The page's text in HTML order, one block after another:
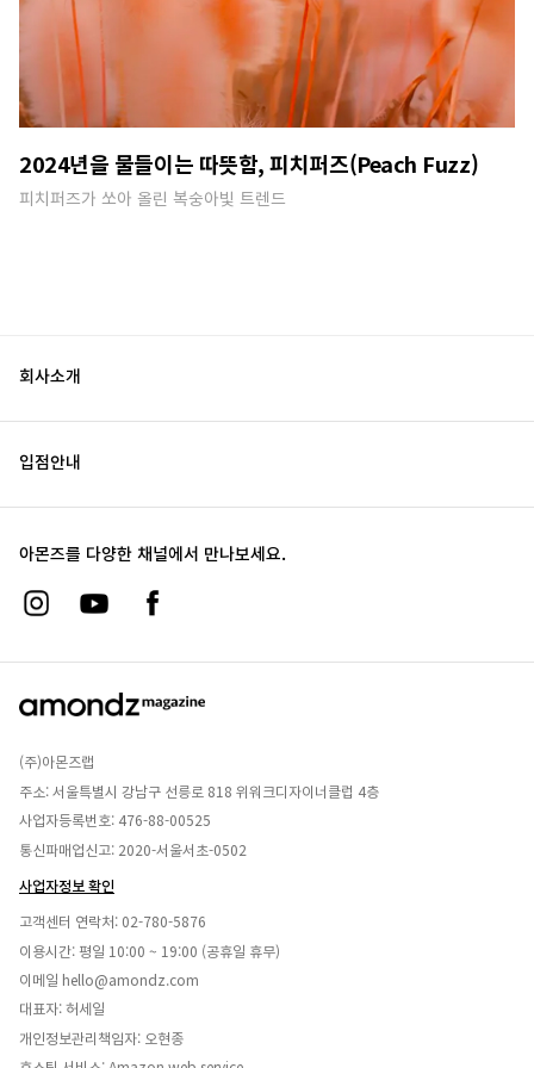
2024년을 물들이는 따뜻함, 피치퍼즈(Peach Fuzz)
피치퍼즈가 쏘아 올린 복숭아빛 트렌드
회사소개
입점안내
아몬즈를 다양한 채널에서 만나보세요.
(주)아몬즈랩
주소: 서울특별시 강남구 선릉로 818 위워크디자이너클럽 4층
사업자등록번호: 476-88-00525
통신파매업신고: 2020-서울서초-0502
사업자정보 확인
고객센터 연락처: 02-780-5876
이용시간: 평일 10:00 ~ 19:00 (공휴일 휴무)
이메일 hello@amondz.com
대표자: 허세일
개인정보관리책임자: 오현종